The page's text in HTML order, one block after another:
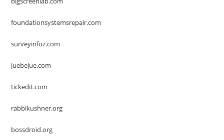
foundationsystemsrepair.com
surveyinfoz.com
juebejue.com
tickedit.com
rabbikushner.org
bossdroid.org